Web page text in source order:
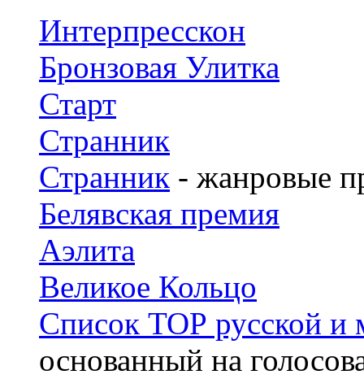
Интерпресскон
Бронзовая Улитка
Старт
Странник
Странник - жанровые
Белявская премия
Аэлита
Великое Кольцо
Список ТОР русской и
основанный на